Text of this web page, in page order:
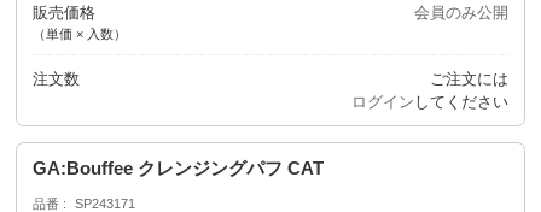
販売価格
（単価 × 入数）
会員のみ公開
注文数
ご注文には
ログイン してください
GA:Bouffee クレンジングパフ CAT
品番
SP243171